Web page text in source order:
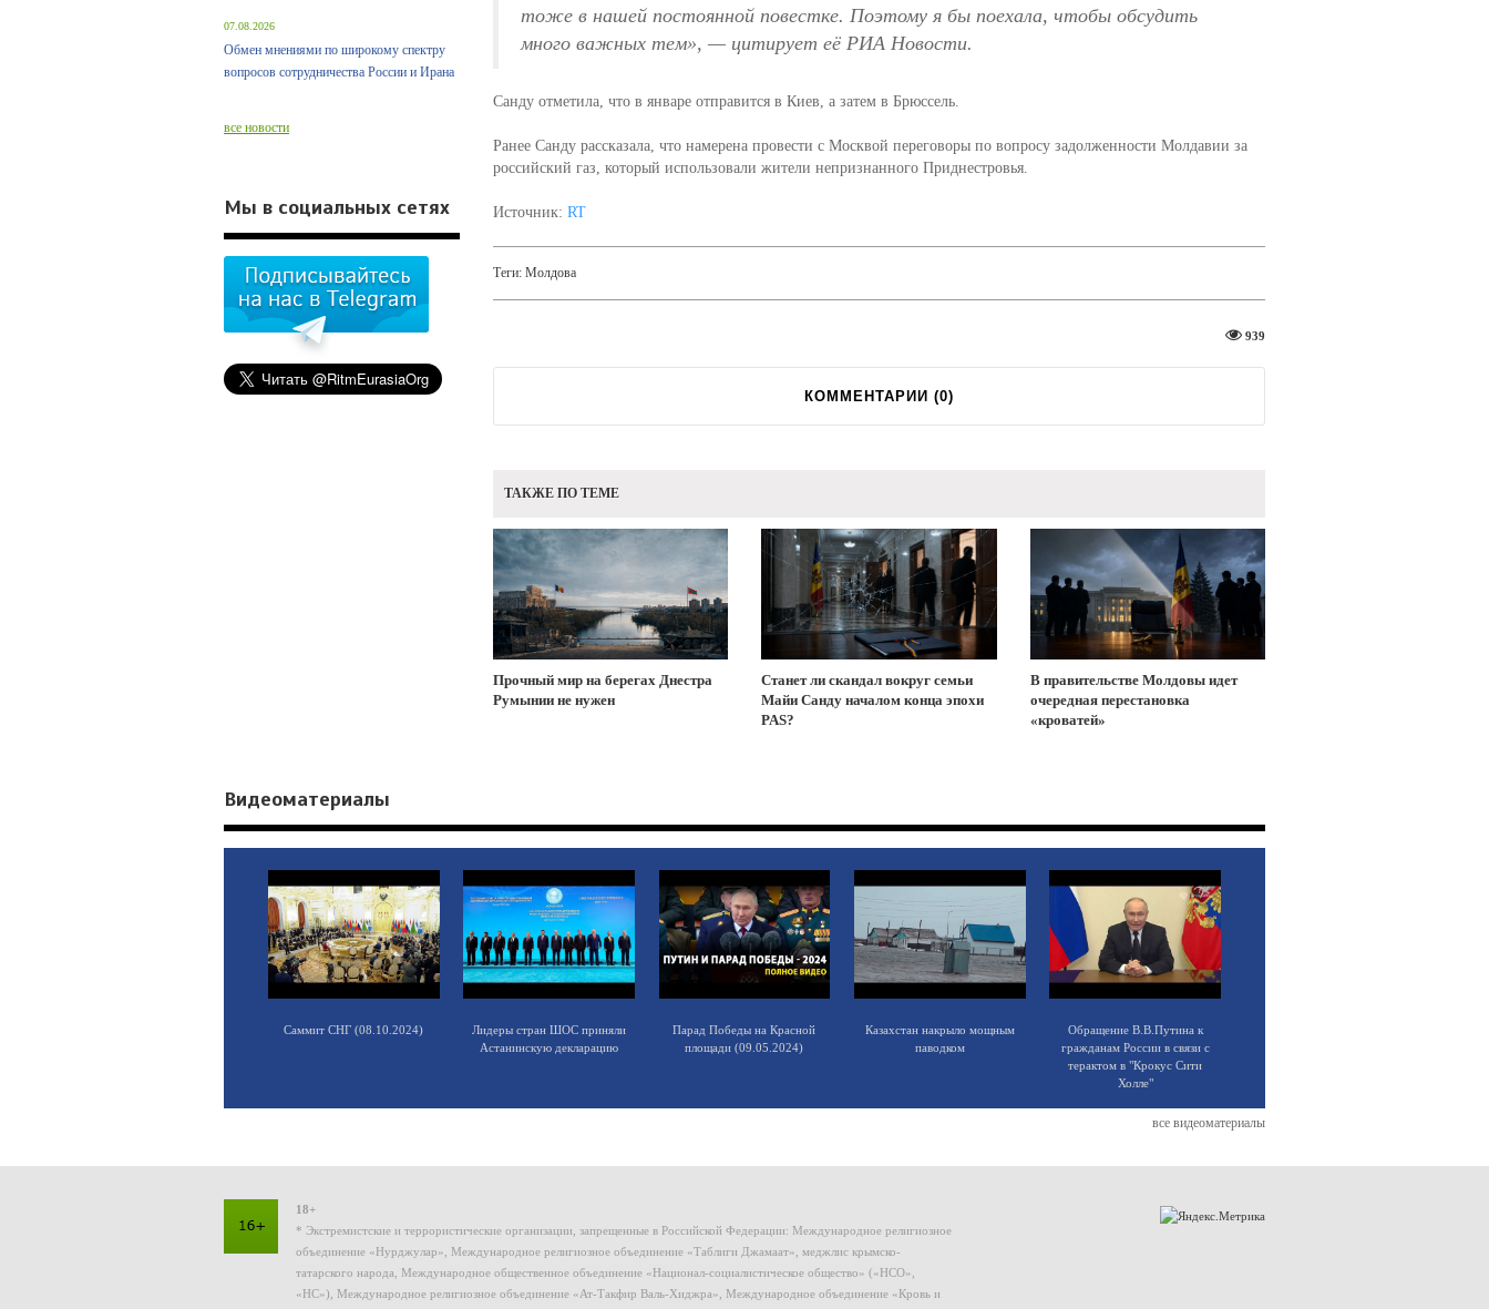
тоже в нашей постоянной повестке. Поэтому я бы поехала, чтобы обсудить
много важных тем», — цитирует её РИА Новости.
Санду отметила, что в январе отправится в Киев, а затем в Брюссель.
Ранее Санду рассказала, что намерена провести с Москвой переговоры по вопросу задолженности Молдавии за
российский газ, который использовали жители непризнанного Приднестровья.
Источник: RT
Теги: Молдова
939
КОММЕНТАРИИ (0)
ТАКЖЕ ПО ТЕМЕ
Прочный мир на берегах Днестра
Румынии не нужен
Станет ли скандал вокруг семьи
Майи Санду началом конца эпохи
PAS?
В правительстве Молдовы идет
очередная перестановка
«кроватей»
07.08.2026
Обмен мнениями по широкому спектру
вопросов сотрудничества России и Ирана
все новости
Мы в социальных сетях
Видеоматериалы
Саммит СНГ (08.10.2024)
Лидеры стран ШОС приняли
Астанинскую декларацию
Парад Победы на Красной
площади (09.05.2024)
Казахстан накрыло мощным
паводком
Обращение В.В.Путина к
гражданам России в связи с
терактом в "Крокус Сити
Холле"
все видеоматериалы
18+
* Экстремистские и террористические организации, запрещенные в Российской Федерации: Международное религиозное
объединение «Нурджулар», Международное религиозное объединение «Таблиги Джамаат», меджлис крымско-
татарского народа, Международное общественное объединение «Национал-социалистическое общество» («НСО»,
«НС»), Международное религиозное объединение «Ат-Такфир Валь-Хиджра», Международное объединение «Кровь и